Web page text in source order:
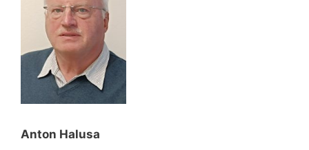
Anton Halusa